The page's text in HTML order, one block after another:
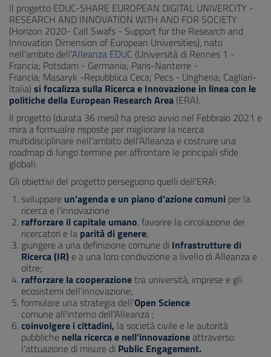
Il progetto EDUC-SHARE EUROPEAN DIGITAL UNIVERCITY -
RESEARCH AND INNOVATION WITH AND FOR SOCIETY
(Horizon 2020- Call Swafs - Support for the Research and
Innovation Dimension of European Universities), nato
nell'ambito dell'Alleanza EDUC (Università di Rennes 1 -
Francia; Potsdam - Germania; Paris-Nanterre -
Francia; Masaryk -Repubblica Ceca; Pecs - Ungheria; Cagliari-
Italia) si focalizza sulla Ricerca e Innovazione in linea con le
politiche della European Research Area (ERA).
Il progetto (durata 36 mesi) ha preso avvio nel Febbraio 2021 e
mira a formualre risposte per migliorare la ricerca
multidisciplinare nell'ambito dell'Alleanza e costruire una
roadmap di lungo termine per affrontare le principali sfide
globali.
Gli obiettivi del progetto perseguono quelli dell'ERA:
sviluppare un'agenda e un piano d'azione comuni per la
ricerca e l'innovazione
rafforzare il capitale umano, favorire la circolazione dei
ricercatori e la parità di genere;
giungere a una definizione comune di Infrastrutture di
Ricerca (IR) e a una loro condivizione a livello di Alleanza e
oltre;
rafforzare la cooperazionetra università, imprese e gli
ecosistemi dell’innovazione;
formulare una strategia dell'Open Science
comune all'interno dell'Alleanza ;
coinvolgere i cittadini, la società civile e le autorità
pubbliche nella ricerca e nell'innovazioneattraverso
l'attuazione di misure di Public Engagement.